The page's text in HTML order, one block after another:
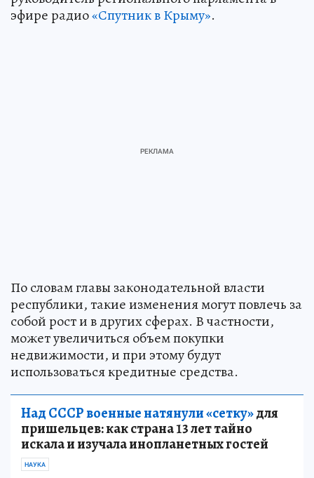
эфире радио«Спутник в Крыму».
По словам главы законодательной власти
республики, такие изменения могут повлечь за
собой рост и в других сферах. В частности,
может увеличиться объем покупки
недвижимости, и при этому будут
использоваться кредитные средства.
Над СССР военные натянули «сетку»для
пришельцев: как страна 13 лет тайно
искала и изучала инопланетных гостей
НАУКА